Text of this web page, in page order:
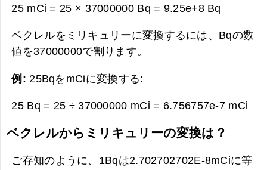
25 mCi = 25 × 37000000 Bq = 9.25e+8 Bq
ベクレルをミリキュリーに変換するには、Bqの数
値を37000000で割ります。
例: 25BqをmCiに変換する:
25 Bq = 25 ÷ 37000000 mCi = 6.756757e-7 mCi
ベクレルからミリキュリーの変換は？
ご存知のように、1Bqは2.702702702E-8mCiに等